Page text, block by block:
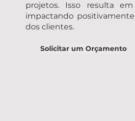
projetos. Isso resulta
impactando
dos clientes.
Solicitar um Orçamento